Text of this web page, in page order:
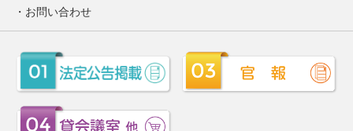
お問い合わせ